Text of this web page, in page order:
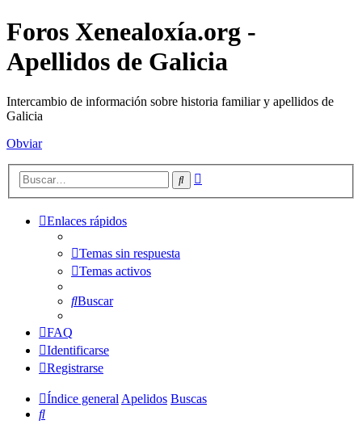
Foros Xenealoxía.org -
Apellidos de Galicia
Intercambio de información sobre historia familiar y apellidos de
Galicia
Obviar
Buscar
Enlaces rápidos
Temas sin respuesta
Temas activos
Buscar
FAQ
Identificarse
Registrarse
Índice generalApelidos Buscas
Buscar